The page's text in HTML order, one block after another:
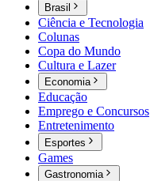
Brasil
Ciência e Tecnologia
Colunas
Copa do Mundo
Cultura e Lazer
Economia
Educação
Emprego e Concursos
Entretenimento
Esportes
Games
Gastronomia